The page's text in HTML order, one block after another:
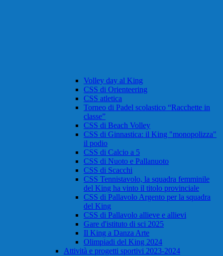
Volley day al King
CSS di Orienteering
CSS atletica
Torneo di Padel scolastico “Racchette in
classe”
CSS di Beach Volley
CSS di Ginnastica: il King "monopolizza"
il podio
CSS di Calcio a 5
CSS di Nuoto e Pallanuoto
CSS di Scacchi
CSS Tennistavolo, la squadra femminile
del King ha vinto il titolo provinciale
CSS di Pallavolo Argento per la squadra
del King
CSS di Pallavolo allieve e allievi
Gare d'istituto di sci 2025
Il King a Danza Arte
Olimpiadi del King 2024
Attività e progetti sportivi 2023-2024